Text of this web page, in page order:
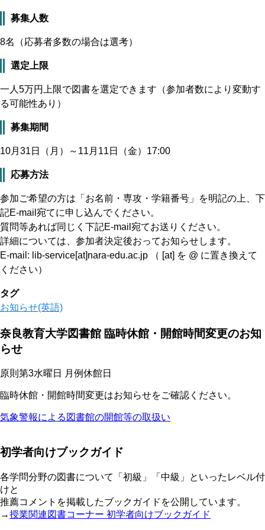
募集人数
8名（応募者多数の場合は選考）
選定上限
一人5万円上限で図書を選定できます（参加者数により変動す
る可能性あり）
募集期間
10月31日（月）～11月11日（金）17:00
応募方法
参加ご希望の方は「お名前・専攻・学籍番号」を明記の上、下
記E-mail宛てに申し込んでください。
質問等あれば同じく下記E-mail宛てお送りください。
詳細については、参加者決定後おってお知らせします。
E-mail: lib-service[at]nara-edu.ac.jp （ [at] を @ に置き換えて
ください）
タグ
お知らせ(英語)
奈良教育大学図書館 臨時休館・開館時間変更のお知
らせ
原則第3水曜日 月例休館日
臨時休館・開館時間変更はお知らせをご確認ください。
気象警報による図書館の開館等の取扱い
初学者向けブックガイド
各学問分野の図書について「初級」「中級」といったレベル付
けと
推薦コメントを掲載したブックガイドを公開しています。
→授業関連図書コーナー 初学者向けブックガイド